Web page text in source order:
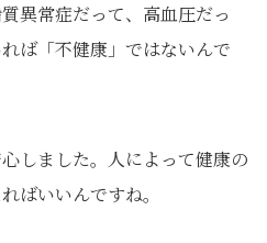
異常症だって、高血圧だっ
ば「不健康」ではないんで
しました。人によって健康の
ばいいんですね。